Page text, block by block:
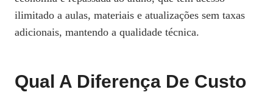
ilimitado a aulas, materiais e atualizações sem taxas
adicionais, mantendo a qualidade técnica.
Qual A Diferença De Custo